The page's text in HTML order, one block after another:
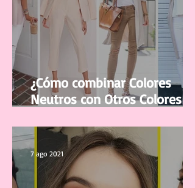
¿Cómo combinar Colores
Neutros con Otros Colores en
7 ago 2021